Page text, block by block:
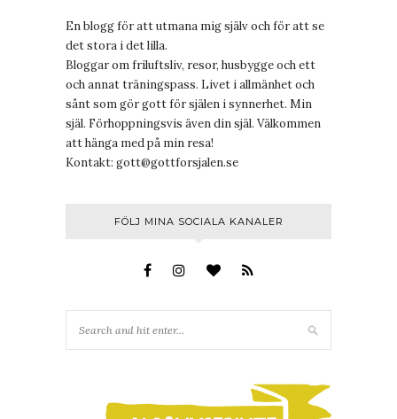
En blogg för att utmana mig själv och för att se
det stora i det lilla.
Bloggar om friluftsliv, resor, husbygge och ett
och annat träningspass. Livet i allmänhet och
sånt som gör gott för själen i synnerhet. Min
själ. Förhoppningsvis även din själ. Välkommen
att hänga med på min resa!
Kontakt: gott@gottforsjalen.se
FÖLJ MINA SOCIALA KANALER